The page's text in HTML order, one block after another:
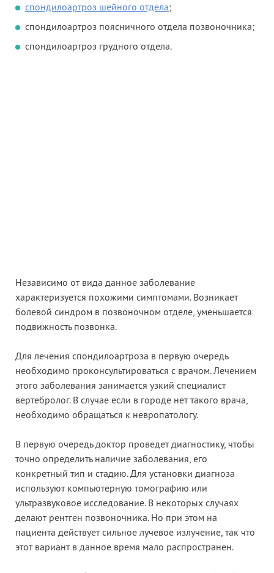
спондилоартроз шейного отдела;
спондилоартроз поясничного отдела позвоночника;
спондилоартроз грудного отдела.
Независимо от вида данное заболевание
характеризуется похожими симптомами. Возникает
болевой синдром в позвоночном отделе, уменьшается
подвижность позвонка.
Для лечения спондилоартроза в первую очередь
необходимо проконсультироваться с врачом. Лечением
этого заболевания занимается узкий специалист
вертебролог. В случае если в городе нет такого врача,
необходимо обращаться к невропатологу.
В первую очередь доктор проведет диагностику, чтобы
точно определить наличие заболевания, его
конкретный тип и стадию. Для установки диагноза
используют компьютерную томографию или
ультразвуковое исследование. В некоторых случаях
делают рентген позвоночника. Но при этом на
пациента действует сильное лучевое излучение, так что
этот вариант в данное время мало распространен.